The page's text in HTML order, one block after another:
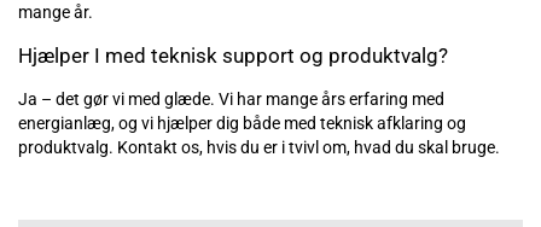
mange år.
Hjælper I med teknisk support og produktvalg?
Ja – det gør vi med glæde. Vi har mange års erfaring med
energianlæg, og vi hjælper dig både med teknisk afklaring og
produktvalg. Kontakt os, hvis du er i tvivl om, hvad du skal bruge.